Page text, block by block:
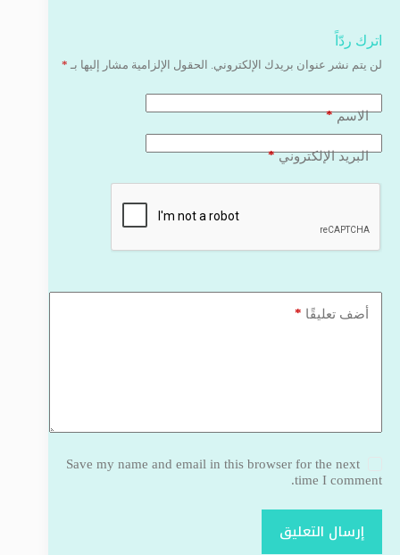
اترك ردّاً
لن يتم نشر عنوان بريدك الإلكتروني. الحقول الإلزامية مشار إليها بـ *
الاسم*
البريد الإلكتروني*
أضف تعليقًا *
Save my name and email in this browser for the next
time I comment.
إرسال التعليق